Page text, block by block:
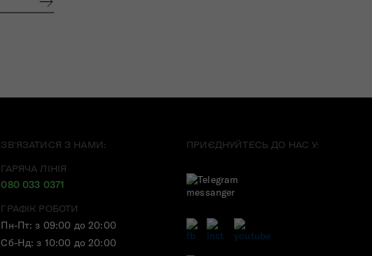
ЗВ'ЯЗАТИСЯ З НАМИ:
ГАРЯЧА ЛІНІЯ
080 033 0371
ГРАФІК РОБОТИ
Пн-Пт: з 09:00 до 20:00
Сб-Нд: з 10:00 до 20:00
ПРИЄДНУЙТЕСЬ ДО НАС У: